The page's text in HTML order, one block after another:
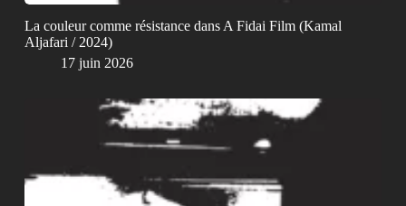
La couleur comme résistance dans A Fidai Film (Kamal
Aljafari / 2024)
17 juin 2026